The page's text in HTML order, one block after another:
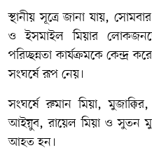
স্থানীয় সূত্রে জানা যায়,
ও ইসমাইল মিয়ার
পরিচ্ছন্নতা কার্যক্রমকে কেন্দ্র
সংঘর্ষে রূপ নেয়।
সংঘর্ষে রুমান মিয়া,
আইয়ুব, রায়েল মিয়া ও সুতন
আহত হন।